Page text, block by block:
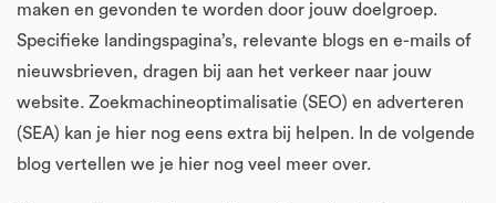
maken en gevonden te worden door jouw doelgroep.
Specifieke landingspagina’s, relevante blogs en e-mails of
nieuwsbrieven, dragen bij aan het verkeer naar jouw
website. Zoekmachineoptimalisatie (SEO) en adverteren
(SEA) kan je hier nog eens extra bij helpen. In de volgende
blog vertellen we je hier nog veel meer over.